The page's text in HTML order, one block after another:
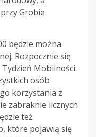
Grobie
będzie można
Rozpocznie się
Mobilności.
osób
korzystania z
zabraknie licznych
też
które pojawią się